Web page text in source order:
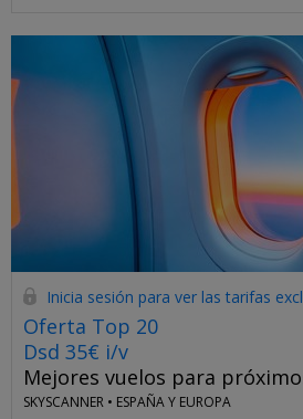
Inicia sesión para ver las tarifas
Oferta Top 20
Dsd 35€ i/v
Mejores vuelos para
SKYSCANNER • ESPAÑA Y EUROPA